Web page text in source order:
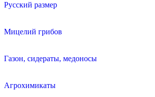
Русский размер
Мицелий грибов
Газон, сидераты, медоносы
Агрохимикаты